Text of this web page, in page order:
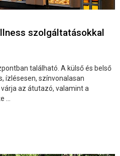
szolgáltatásokkal
található. A külső és belső
ízlésesen, színvonalasan
az átutazó, valamint a